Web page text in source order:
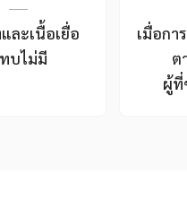
ละเนื้อเยื่อ
บไม่มี
เมื่อกา
ต
ผู้ที่